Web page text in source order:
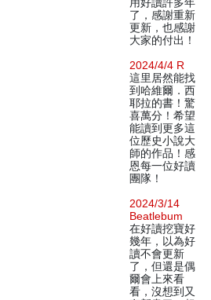
了，感謝重新
更新，也感謝
大家的付出！
2024/4/4 R
這里居然能找
到哈維爾．西
耶拉的書！驚
喜萬分！希望
能讀到更多這
位歷史小說大
師的作品！感
恩每一位好讀
團隊！
2024/3/14
Beatlebum
在好讀挖寶好
幾年，以為好
讀不會更新
了，但還是偶
爾會上來看
看，沒想到又